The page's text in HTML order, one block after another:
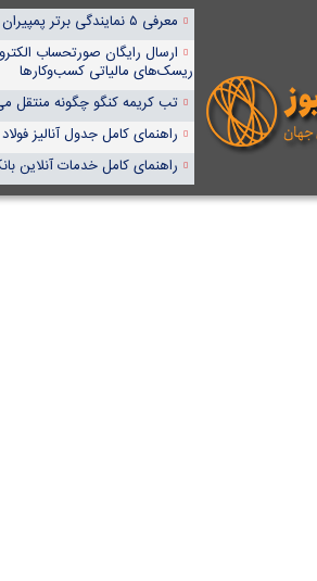
معرفی ۵ نمایندگی برتر پمپیران در ایران
ارسال رایگان صورتحساب
ریسک‌های مالیاتی کسب‌وکارها
تب کریمه کنگو چگونه منتقل
راهنمای کامل جدول آنالیز فولاد MO40
راهنمای کامل خدمات آنلاین